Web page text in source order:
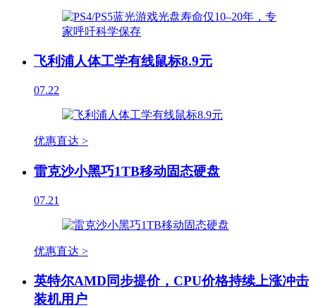
飞利浦人体工学有线鼠标8.9元
07.22
优惠直达 >
雷克沙小黑巧1TB移动固态硬盘
07.21
优惠直达 >
英特尔AMD同步提价，CPU价格持续上涨冲击
装机用户